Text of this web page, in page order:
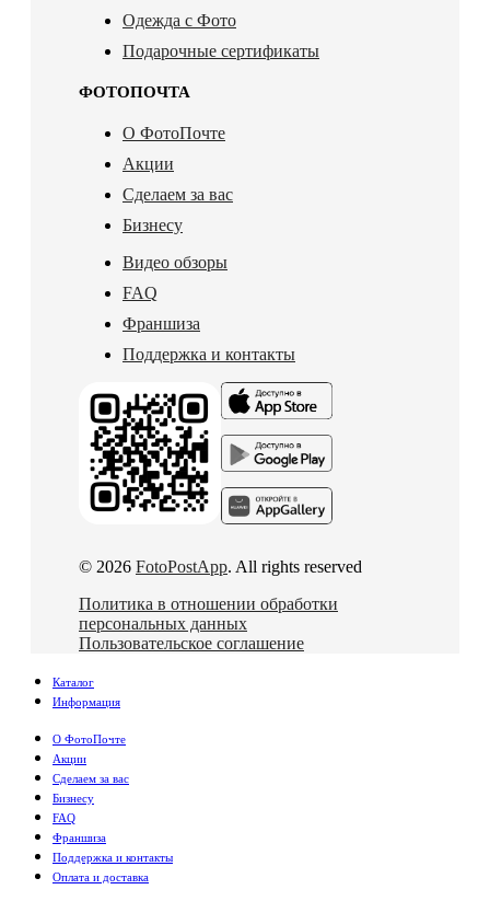
Одежда с Фото
Подарочные сертификаты
ФОТОПОЧТА
О ФотоПочте
Акции
Сделаем за вас
Бизнесу
Видео обзоры
FAQ
Франшиза
Поддержка и контакты
© 2026 FotoPostApp. All rights reserved
Политика в отношении обработки
персональных данных
Пользовательское соглашение
Каталог
Информация
О ФотоПочте
Акции
Сделаем за вас
Бизнесу
FAQ
Франшиза
Поддержка и контакты
Оплата и доставка